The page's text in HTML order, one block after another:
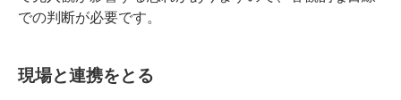
での判断が必要です。
現場と連携をとる